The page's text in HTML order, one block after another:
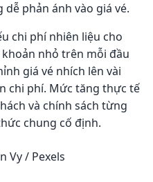
phản ánh vào giá vé.
chi phí nhiên liệu cho
nhỏ trên mỗi đầu
giá vé nhích lên vài
chi phí. Mức tăng thực tế
và chính sách từng
chung cố định.
Vy / Pexels